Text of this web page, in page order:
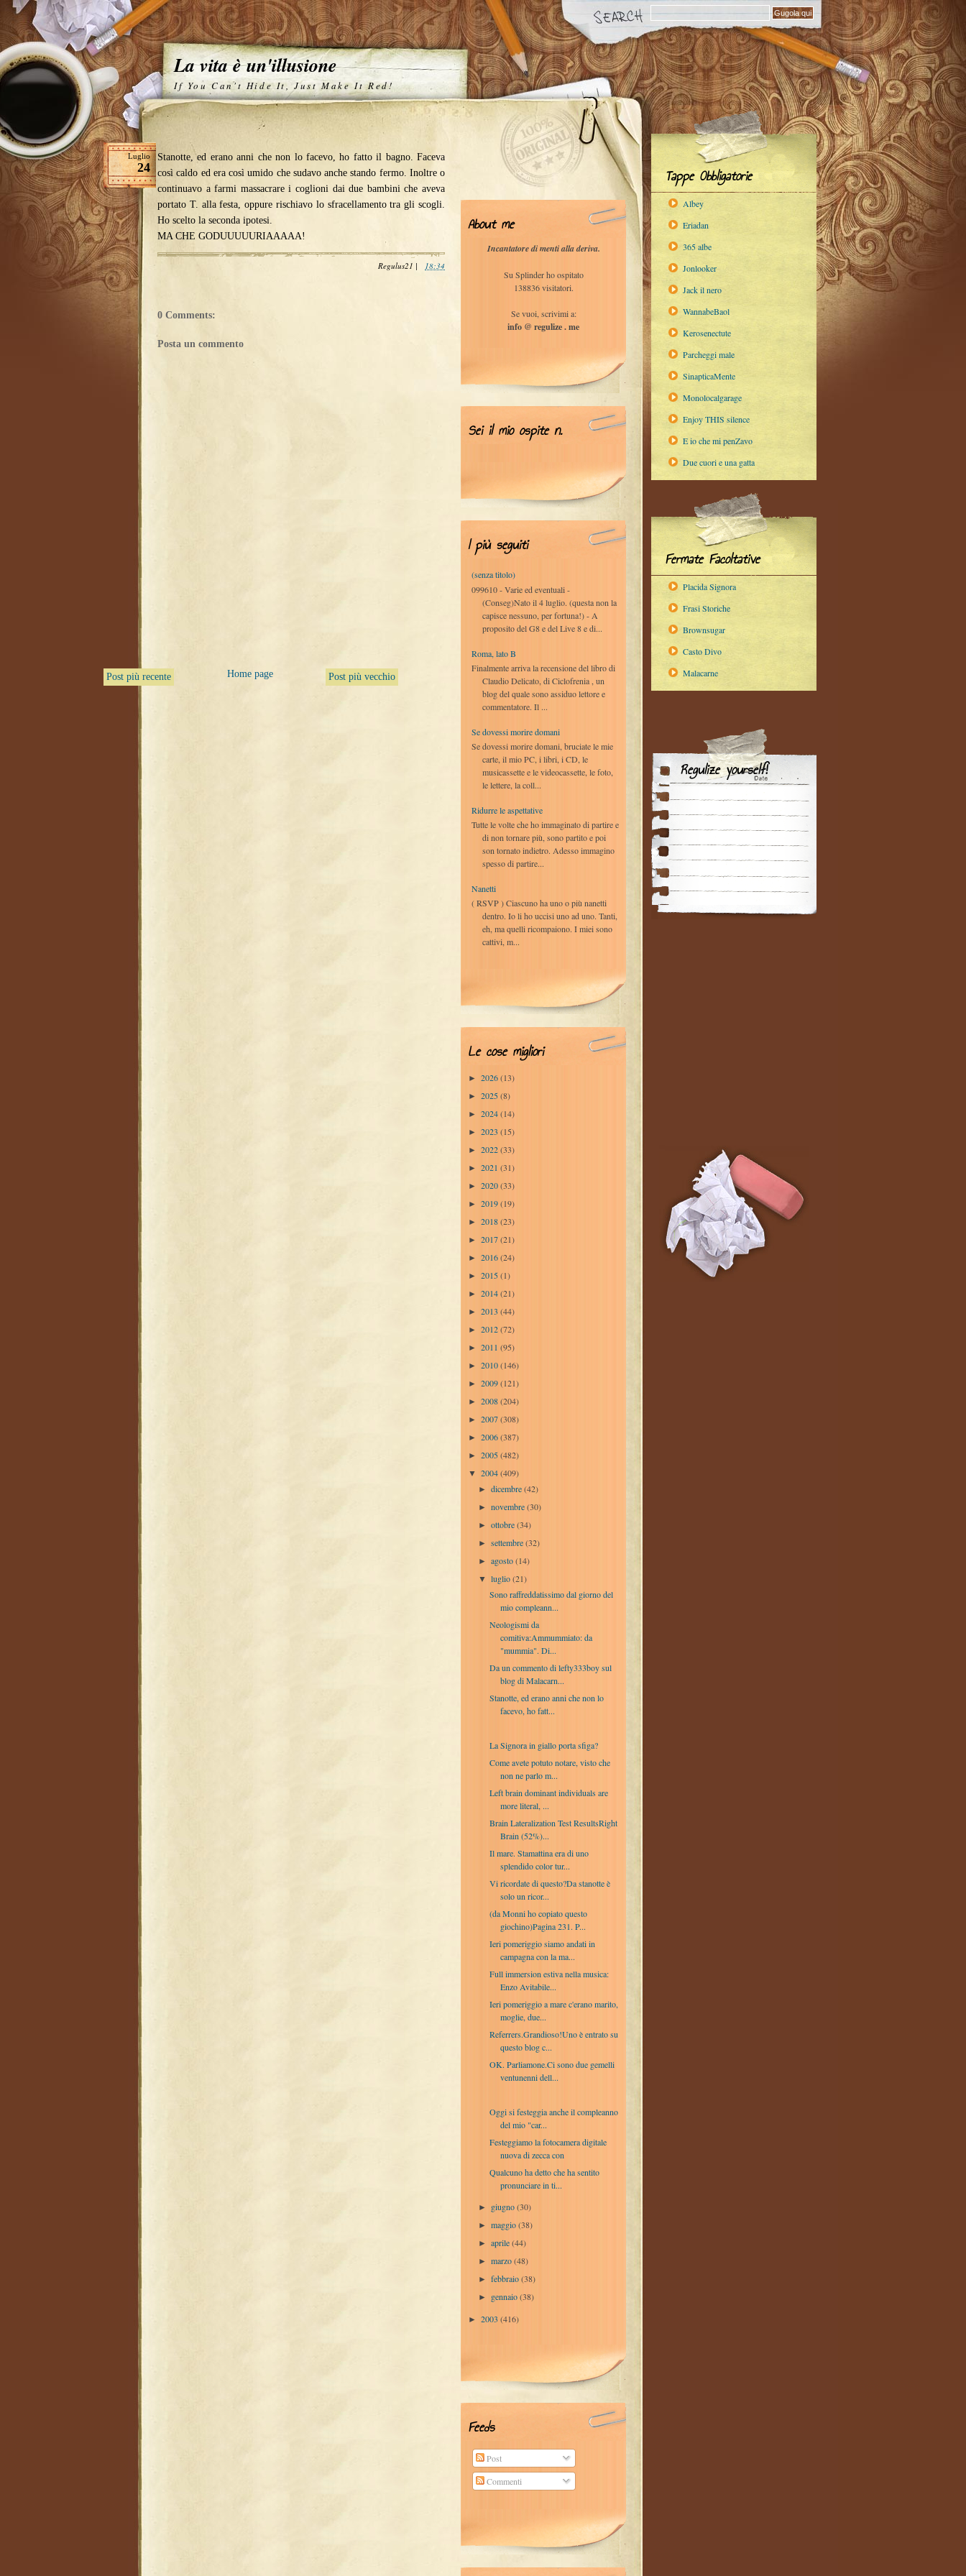
La vita è un'illusione
If You Can't Hide It, Just Make It Red!
Luglio
24
Stanotte, ed erano anni che non lo facevo, ho fatto il bagno. Faceva
così caldo ed era così umido che sudavo anche stando fermo. Inoltre o
continuavo a farmi massacrare i coglioni dai due bambini che aveva
portato T. alla festa, oppure rischiavo lo sfracellamento tra gli scogli.
Ho scelto la seconda ipotesi.
MA CHE GODUUUUURIAAAAA!
Regulus21 | 18:34
0 Comments:
Posta un commento
Post più recente Post più vecchio
Home page
Tappe Obbligatorie
Albey
Eriadan
365 albe
Jonlooker
Jack il nero
WannabeBaol
Kerosenectute
Parcheggi male
SinapticaMente
Monolocalgarage
Enjoy THIS silence
E io che mi penZavo
Due cuori e una gatta
Fermate Facoltative
Placida Signora
Frasi Storiche
Brownsugar
Casto Divo
Malacarne
Regulize yourself!
About me
Incantatore di menti alla deriva.
Su Splinder ho ospitato
138836 visitatori.
Se vuoi, scrivimi a:
info @ regulize . me
Sei il mio ospite n.
I più seguiti
(senza titolo)
099610 - Varie ed eventuali -
(Conseg)Nato il 4 luglio. (questa non la
capisce nessuno, per fortuna!) - A
proposito del G8 e del Live 8 e di...
Roma, lato B
Finalmente arriva la recensione del libro di
Claudio Delicato, di Ciclofrenia , un
blog del quale sono assiduo lettore e
commentatore. Il ...
Se dovessi morire domani
Se dovessi morire domani, bruciate le mie
carte, il mio PC, i libri, i CD, le
musicassette e le videocassette, le foto,
le lettere, la coll...
Ridurre le aspettative
Tutte le volte che ho immaginato di partire e
di non tornare più, sono partito e poi
son tornato indietro. Adesso immagino
spesso di partire...
Nanetti
( RSVP ) Ciascuno ha uno o più nanetti
dentro. Io li ho uccisi uno ad uno. Tanti,
eh, ma quelli ricompaiono. I miei sono
cattivi, m...
Le cose migliori
► 2026(13)
► 2025(8)
► 2024(14)
► 2023 (15)
► 2022(33)
► 2021 (31)
► 2020(33)
► 2019(19)
► 2018(23)
► 2017(21)
► 2016(24)
► 2015(1)
► 2014(21)
► 2013 (44)
► 2012(72)
► 2011 (95)
► 2010(146)
► 2009(121)
► 2008(204)
► 2007(308)
► 2006(387)
► 2005(482)
▼ 2004(409)
►dicembre(42)
►novembre(30)
►ottobre(34)
►settembre(32)
►agosto(14)
▼luglio(21)
Sono raffreddatissimo dal giorno del
mio compleann...
Neologismi da
comitiva:Ammummiato: da
"mummia". Di...
Da un commento di lefty333boy sul
blog di Malacarn...
Stanotte, ed erano anni che non lo
facevo, ho fatt...
La Signora in giallo porta sfiga?
Come avete potuto notare, visto che
non ne parlo m...
Left brain dominant individuals are
more literal, ...
Brain Lateralization Test ResultsRight
Brain (52%)...
Il mare. Stamattina era di uno
splendido color tur...
Vi ricordate di questo?Da stanotte è
solo un ricor...
(da Monni ho copiato questo
giochino)Pagina 231. P...
Ieri pomeriggio siamo andati in
campagna con la ma...
Full immersion estiva nella musica:
Enzo Avitabile...
Ieri pomeriggio a mare c'erano marito,
moglie, due...
Referrers.Grandioso!Uno è entrato su
questo blog c...
OK. Parliamone.Ci sono due gemelli
ventunenni dell...
Oggi si festeggia anche il compleanno
del mio "car...
Festeggiamo la fotocamera digitale
nuova di zecca con
Qualcuno ha detto che ha sentito
pronunciare in ti...
► giugno(30)
►maggio(38)
►aprile(44)
►marzo(48)
►febbraio(38)
► gennaio(38)
► 2003 (416)
Feeds
Post
Commenti